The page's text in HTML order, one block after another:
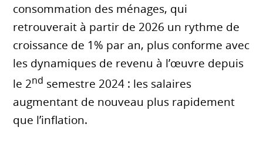
consommation des ménages, qui
retrouverait à partir de 2026 un rythme de
croissance de 1% par an, plus conforme avec
les dynamiques de revenu à l’œuvre depuis
le 2nd semestre 2024 : les salaires
augmentant de nouveau plus rapidement
que l’inflation.